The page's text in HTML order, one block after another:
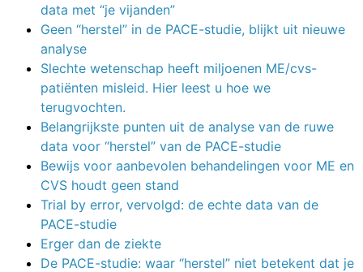
data met “je vijanden”
Geen “herstel” in de PACE-studie, blijkt uit nieuwe
analyse
Slechte wetenschap heeft miljoenen ME/cvs-
patiënten misleid. Hier leest u hoe we
terugvochten.
Belangrijkste punten uit de analyse van de ruwe
data voor “herstel” van de PACE-studie
Bewijs voor aanbevolen behandelingen voor ME en
CVS houdt geen stand
Trial by error, vervolgd: de echte data van de
PACE-studie
Erger dan de ziekte
De PACE-studie: waar “herstel” niet betekent dat je